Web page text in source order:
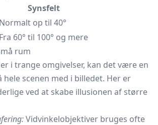
Synsfelt
Normalt op til 40°
Fra 60° til 100° og mere
rum
i trange omgivelser, kan det være en
scenen med i billedet. Her er
ved at skabe illusionen af større
Vidvinkelobjektiver bruges ofte